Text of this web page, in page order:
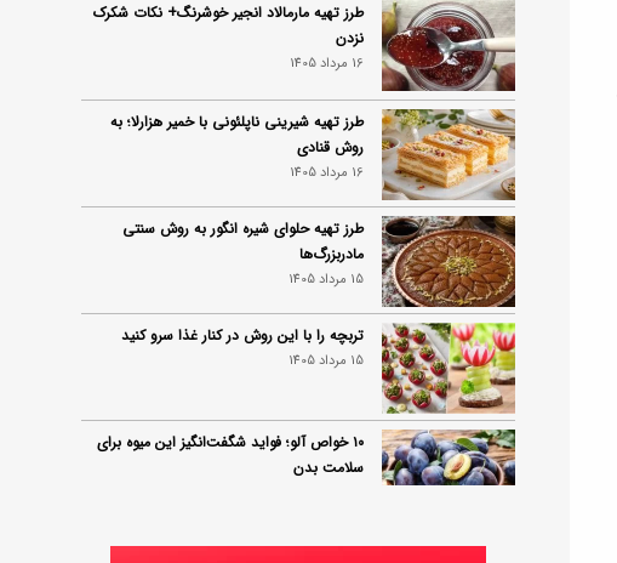
طرز تهیه مارمالاد انجیر خوشرنگ+ نکات شکرک
نزدن
16 مرداد 1405
طرز تهیه شیرینی ناپلئونی با خمیر هزارلا؛ به
روش قنادی
16 مرداد 1405
طرز تهیه حلوای شیره انگور به روش سنتی
مادربزرگ‌ها
15 مرداد 1405
تربچه را با این روش در کنار غذا سرو کنید
15 مرداد 1405
۱۰ خواص آلو؛ فواید شگفت‌انگیز این میوه برای
سلامت بدن
فردا ۱۵ مرداد کالابرگ این افراد واریز می‌شود